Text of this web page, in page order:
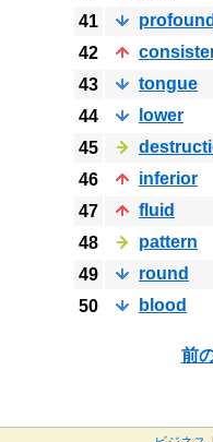
41
profound
42
43
tongue
44
lower
45
46
inferior
47
fluid
48
pattern
49
round
50
blood
前